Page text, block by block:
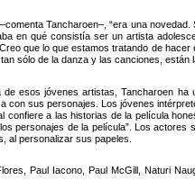
Tancharoen–, “era una
en qué consistía ser un artista
que lo que estamos tratando de
sólo de la danza y las canciones,
esos jóvenes artistas, Tancharoen
con sus personajes. Los jóvenes
confiere a las historias de la película
personajes de la película”. Los
al personalizar sus papeles.
Paul Iacono, Paul McGill, Naturi